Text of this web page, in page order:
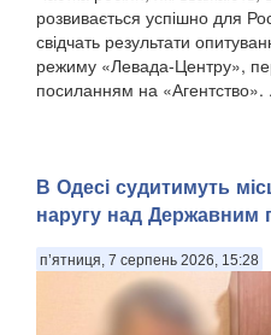
розвивається успішно для
свідчать результати
режиму «Левада-Центру»,
посиланням на
В Одесі судитимуть
наругу над Державним
п’ятниця, 7 серпень 2026, 15:28